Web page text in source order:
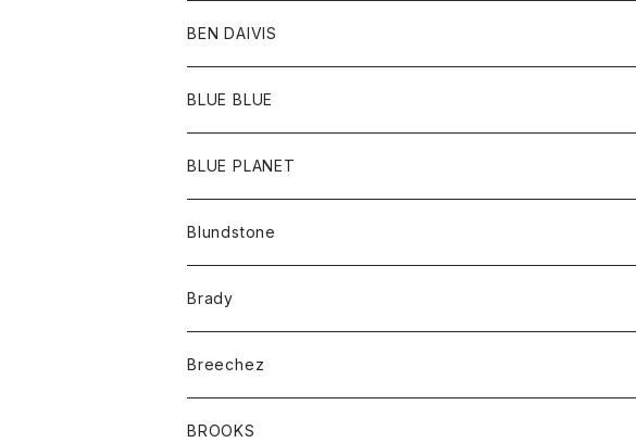
バッグ
ポーチ
トップス
Ｔシャツ
BEN DAIVIS
ポトム
パンツ
BLUE BLUE
アウター
カーディガン
コート
アクセサリー
バッグ
ベルト
キッズ
Tシャツ
グッズ
アンダーウェアー
トップス
BLUE PLANET
サングラス
Blundstone
Brady
Breechez
シャツ
BROOKS